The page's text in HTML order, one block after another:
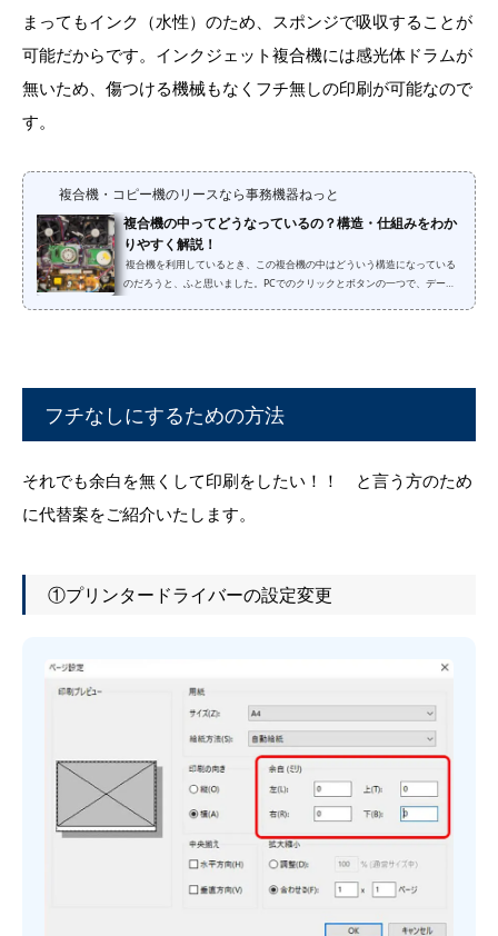
まってもインク（水性）のため、スポンジで吸収することが
可能だからです。インクジェット複合機には感光体ドラムが
無いため、傷つける機械もなくフチ無しの印刷が可能なので
す。
複合機・コピー機のリースなら事務機器ねっと
複合機の中ってどうなっているの？構造・仕組みをわか
りやすく解説！
複合機を利用しているとき、この複合機の中はどういう構造になっている
のだろうと、ふと思いました。PCでのクリックとボタンの一つで、データ
フチなしにするための方法
それでも余白を無くして印刷をしたい！！ と言う方のため
に代替案をご紹介いたします。
①プリンタードライバーの設定変更